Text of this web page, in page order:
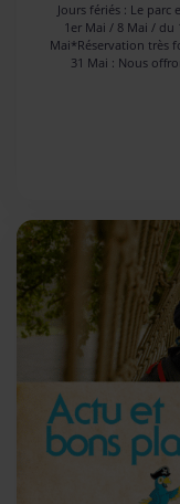
Jours fériés : Le parc
1er Mai / 8 Mai / du
Mai*Réservation très
31 Mai : Nous